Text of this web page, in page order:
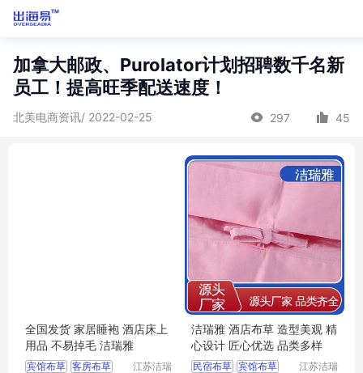
加拿大邮政、Purolator计划招聘数千名新
员工！提高旺季配送速度！
北美电商资讯/ 2022-02-25 297 45
全国发货 家居睡袍 酒店床上
用品 不易掉毛 洁瑞雅
宾馆布草 客房布草
江苏洁瑞
洁瑞雅 酒店布草 造型美观 精
心设计 匠心优选 品类多样
民宿布草 宾馆布草
江苏洁瑞